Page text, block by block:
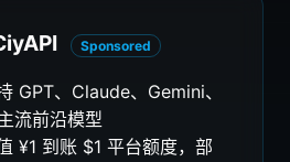
Sponsored
GPT、Claude、Gemini、
流前沿模型
¥1 到账 $1 平台额度，部